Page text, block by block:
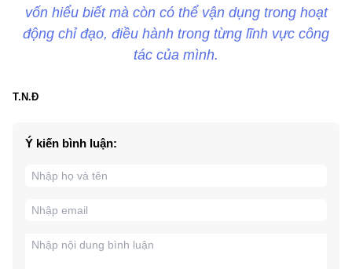
vốn hiểu biết mà còn có thể vận dụng trong hoạt
động chỉ đạo, điều hành trong từng lĩnh vực công
tác của mình.
T.N.Đ
Ý kiến bình luận: